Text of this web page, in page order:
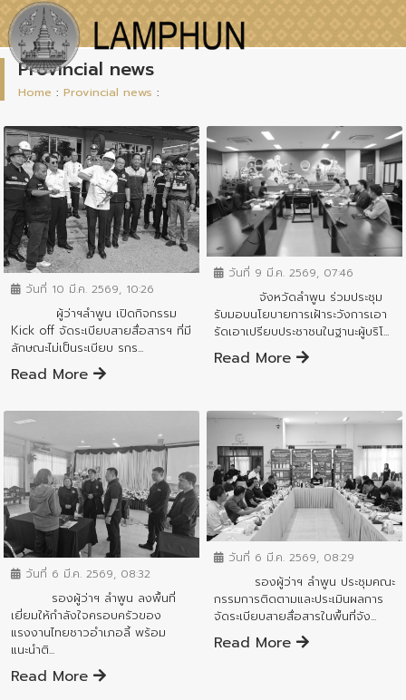
Provincial news
Home : Provincial news :
ข่าวสารจังหวัด
วันที่ 10 มี.ค. 2569, 10:26
ผู้ว่าฯลำพูน เปิดกิจกรรม
Kick off จัดระเบียบสายสื่อสารฯ ที่มี
ลักษณะไม่เป็นระเบียบ รกร...
Read More
ข่าวสารจังหวัด
วันที่ 9 มี.ค. 2569, 07:46
จังหวัดลำพูน ร่วมประชุม
รับมอบนโยบายการเฝ้าระวังการเอา
รัดเอาเปรียบประชาชนในฐานะผู้บริโ...
Read More
ข่าวสารจังหวัด
วันที่ 6 มี.ค. 2569, 08:32
รองผู้ว่าฯ ลำพูน ลงพื้นที่
เยี่ยมให้กำลังใจครอบครัวของ
แรงงานไทยชาวอำเภอลี้ พร้อม
แนะนำติ...
Read More
ข่าวสารจังหวัด
วันที่ 6 มี.ค. 2569, 08:29
รองผู้ว่าฯ ลำพูน ประชุมคณะ
กรรมการติดตามและประเมินผลการ
จัดระเบียบสายสื่อสารในพื้นที่จัง...
Read More